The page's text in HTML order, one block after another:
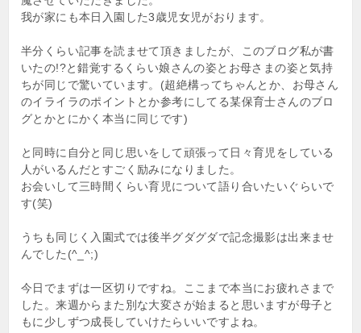
我が家にも本日入園した3歳児女児がおります。
半分くらい記事を読ませて頂きましたが、このブログ私が書
いたの!?と錯覚するくらい娘さんの姿とお母さまの姿と気持
ちが同じで驚いています。(超絶構ってちゃんとか、お母さん
のイライラのポイントとか参考にしてる某保育士さんのブロ
グとかとにかく本当に同じです)
と同時に自分と同じ思いをして頑張って日々育児をしている
人がいるんだとすごく励みになりました。
お会いして三時間くらい育児について語り合いたいぐらいで
す(笑)
うちも同じく入園式では後半グダグダで記念撮影は出来ませ
んでした(^_^;)
今日でまずは一区切りですね。ここまで本当にお疲れさまで
した。来週からまた別な大変さが始まると思いますが母子と
もに少しずつ成長していけたらいいですよね。